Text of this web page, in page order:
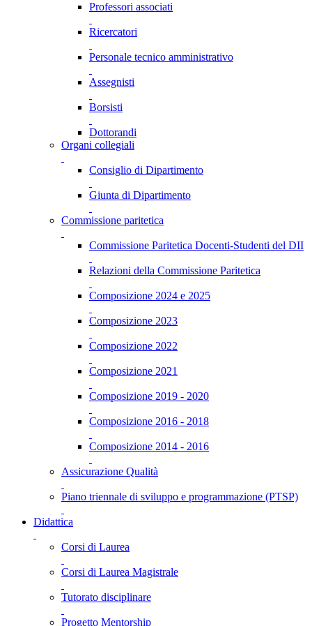
Professori associati
Ricercatori
Personale tecnico amministrativo
Assegnisti
Borsisti
Dottorandi
Organi collegiali
Consiglio di Dipartimento
Giunta di Dipartimento
Commissione paritetica
Commissione Paritetica Docenti-Studenti del DII
Relazioni della Commissione Paritetica
Composizione 2024 e 2025
Composizione 2023
Composizione 2022
Composizione 2021
Composizione 2019 - 2020
Composizione 2016 - 2018
Composizione 2014 - 2016
Assicurazione Qualità
Piano triennale di sviluppo e programmazione (PTSP)
Didattica
Corsi di Laurea
Corsi di Laurea Magistrale
Tutorato disciplinare
Progetto Mentorship